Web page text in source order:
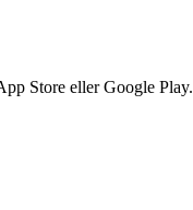
Store eller Google Play.